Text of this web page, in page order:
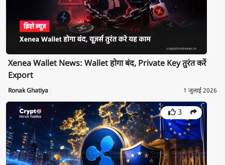
Xenea Wallet News: Wallet होगा बंद, Private Key तुरंत करें
Export
Ronak Ghatiya 1 जुलाई 2026
3